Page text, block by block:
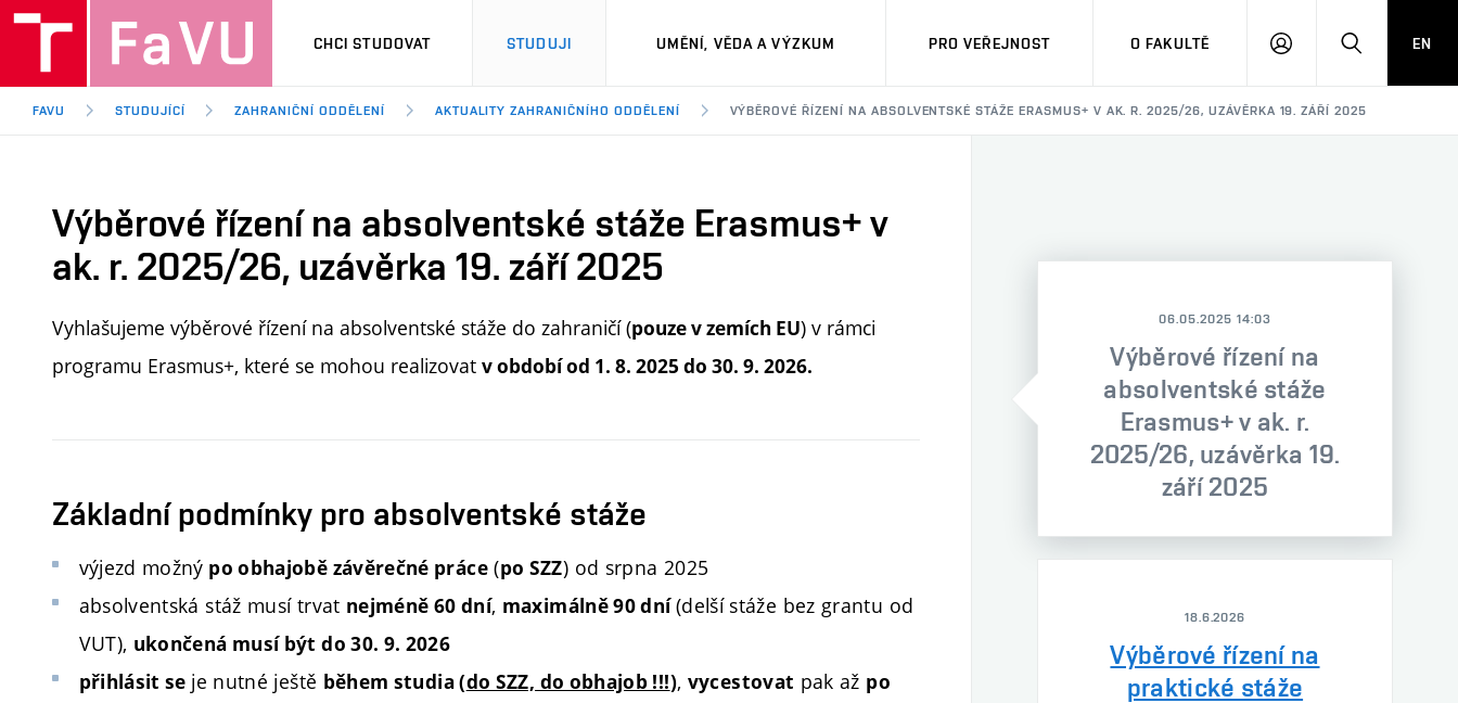
CHCI STUDOVAT STUDUJI UMĚNÍ, VĚDA A VÝZKUM PRO VEŘEJNOST O FAKULTĚ
PŘIHLÁSITHLEDAT
EN
FAVU STUDUJÍCÍ ZAHRANIČNÍ ODDĚLENÍ AKTUALITY ZAHRANIČNÍHO ODDĚLENÍ VÝBĚROVÉ ŘÍZENÍ NA ABSOLVENTSKÉ STÁŽE ERASMUS+ V AK. R. 2025/26, UZÁVĚRKA 19. ZÁŘÍ 2025
Výběrové řízení na absolventské stáže Erasmus+ v
ak. r. 2025/26, uzávěrka 19. září 2025
Vyhlašujeme výběrové řízení na absolventské stáže do zahraničí (pouze v zemích EU) v rámci
programu Erasmus+, které se mohou realizovat v období od 1. 8. 2025 do 30. 9. 2026.
Základní podmínky pro absolventské stáže
výjezd možný po obhajobě závěrečné práce(po SZZ) od srpna 2025
absolventská stáž musí trvat nejméně 60 dní, maximálně 90 dní(delší stáže bez grantu od
VUT), ukončená musí být do 30. 9. 2026
přihlásit se je nutné ještě během studia (do SZZ, do obhajob !!!), vycestovat pak až po
06.05.2025 14:03
Výběrové řízení na
absolventské stáže
Erasmus+ v ak. r.
2025/26, uzávěrka 19.
září 2025
18.6.2026
Výběrové řízení na
praktické stáže